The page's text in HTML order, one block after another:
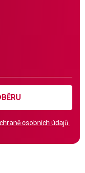
osobních údajů.